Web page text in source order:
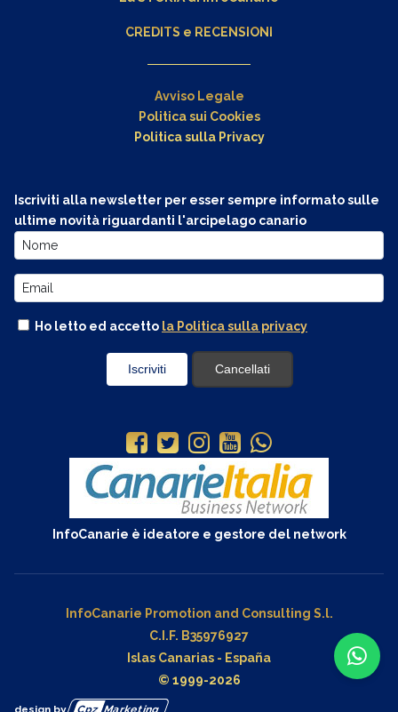
CREDITS e RECENSIONI
Avviso Legale
Politica sui Cookies
Politica sulla Privacy
Iscriviti alla newsletter per esser sempre informato sulle
ultime novità riguardanti l'arcipelago canario
Ho letto ed accetto la Politica sulla privacy
InfoCanarie è ideatore e gestore del network
InfoCanarie Promotion and Consulting S.l.
C.I.F. B35976927
Islas Canarias - España
© 1999-2026
design by CpzMarketing